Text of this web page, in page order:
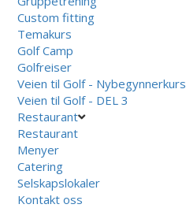
Custom fitting
Temakurs
Golf Camp
Golfreiser
Veien til Golf - Nybegynnerkurs
Veien til Golf - DEL 3
Restaurant
Restaurant
Menyer
Catering
Selskapslokaler
Kontakt oss